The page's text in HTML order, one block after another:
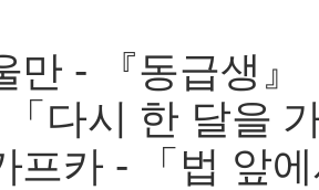
만 - 『동급생』
다시 한 달을
프카 - 「법 앞